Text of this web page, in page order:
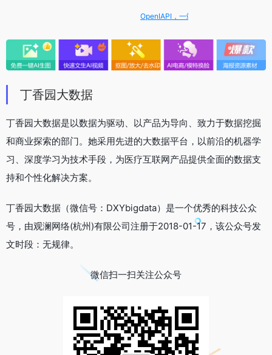
OpenIAPI，一站式大模型API聚合平台
丁香园大数据
丁香园大数据是以数据为驱动、以产品为导向、致力于数据挖掘
和商业探索的部门。她采用先进的大数据平台，以前沿的机器学
习、深度学习为技术手段，为医疗互联网产品提供全面的数据支
持和个性化解决方案。
丁香园大数据（微信号：DXYbigdata）是一个优秀的科技公众
号，由观澜网络(杭州)有限公司注册于2018-01-17，该公众号发
文时段：无规律。
微信扫一扫关注公众号